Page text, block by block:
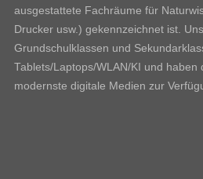
ausgestattete Fachräume für
Drucker usw.) gekennzeichnet ist.
Grundschulklassen und
Tablets/Laptops/WLAN/KI und haben
modernste digitale Medien zur